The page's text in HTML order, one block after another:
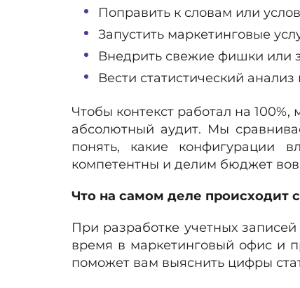
Поправить к словам или
Запустить маркетинговые
Внедрить свежие фишки или
Вести статистический
Чтобы контекст работал на
абсолютный аудит. Мы
понять, какие конфигурации
компетентны и делим бюджет
Что на самом деле происходит
При разработке учетных
время в маркетинговый офис и
поможет вам выяснить цифры